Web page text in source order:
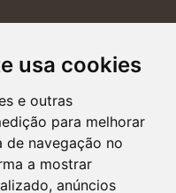
usa cookies
e outras
para melhorar
de navegação no
a mostrar
anúncios